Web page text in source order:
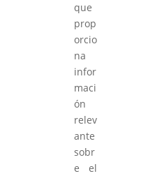
que
prop
orcio
na
infor
maci
ón
relev
ante
sobr
e el